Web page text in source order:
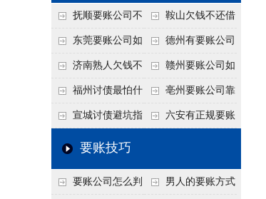
力企业化解应收账款
难题
抚顺要账公司不
敢透漏的追回方法是
什么？
鞍山欠钱不还借
口太多？2026年这3
句反问话术，直接把
他后路堵死
东莞要账公司如
何有效要账讨债？20
26年合法追债经验总
结！
德州有要账公司
吗？如何合法讨债才
不沾风险？
济南熟人欠钱不
还？
赣州要账公司如
何有效讨债？合法追
债四步秘籍
福州讨债最怕什
么？2026年这两个关
键细节，做错就很难
亳州要账公司靠
谱吗？合法讨债四步
宣城讨债避坑指
南：2026年这2个细
回！
六安有正规要账
要账技巧
要账公司怎么判 男人的要账方式